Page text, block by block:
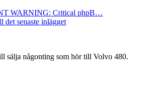
WARNING: Critical phpB…
det senaste inlägget
sälja någonting som hör till Volvo 480.